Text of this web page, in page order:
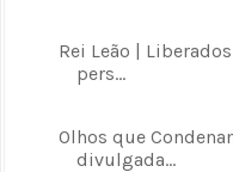
Rei Leão |
pers...
Olhos que
divulgada...